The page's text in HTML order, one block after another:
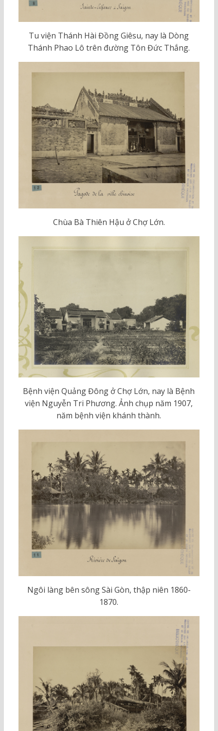
Tu viện Thánh Hài Đồng Giêsu, nay là Dòng
Thánh Phao Lô trên đường Tôn Đức Thắng.
Chùa Bà Thiên Hậu ở Chợ Lớn.
Bệnh viện Quảng Đông ở Chợ Lớn, nay là Bệnh
viện Nguyễn Tri Phương. Ảnh chụp năm 1907,
năm bệnh viện khánh thành.
Ngôi làng bên sông Sài Gòn, thập niên 1860-
1870.